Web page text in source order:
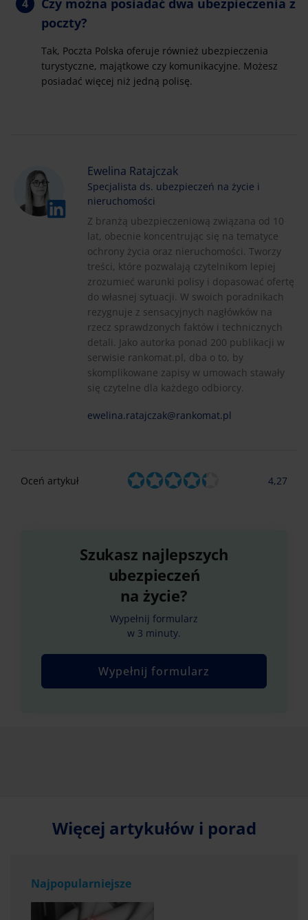
Czy można posiadać dwa ubezpieczenia z
poczty?
Tak, Poczta Polska oferuje również ubezpieczenia
turystyczne, majątkowe czy komunikacyjne. Możesz
posiadać więcej niż jedną polisę.
Ewelina Ratajczak
Specjalista ds. ubezpieczeń na życie i
nieruchomości
Z branżą ubezpieczeniową związana od 10
lat, obecnie koncentrując się na tematyce
ochrony życia oraz nieruchomości. Tworzy
treści, które pozwalają czytelnikom lepiej
zrozumieć warunki polisy i dopasować ofertę
do własnej sytuacji. W swoich poradnikach
rezygnuje z sensacyjnych nagłówków na
rzecz sprawdzonych faktów i technicznych
detali. Jako autorka ponad 200 publikacji w
serwisie rankomat.pl, dba o to, by
skomplikowane zapisy w umowach stawały
się czytelne dla każdego odbiorcy.
ewelina.ratajczak@rankomat.pl
Oceń artykuł 4,27
Szukasz najlepszych
ubezpieczeń
na życie?
Wypełnij formularz
w 3 minuty.
Wypełnij formularz
Więcej artykułów i porad
Najpopularniejsze